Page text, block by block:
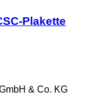
Plakette
& Co. KG